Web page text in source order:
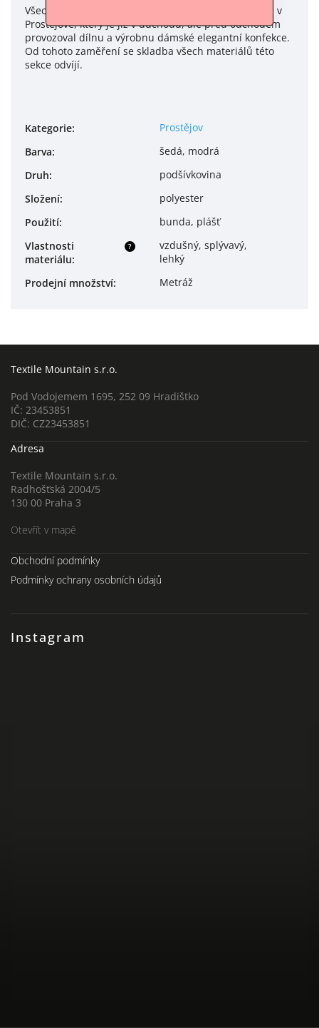
Všechny materiály v této sekci jsme vykoupili u pána v
Prostějově, který je již v důchodu, ale před odchodem
provozoval dílnu a výrobnu dámské elegantní konfekce.
Od tohoto zaměření se skladba všech materiálů této
sekce odvíjí.
Kategorie:
Prostějov
Barva:
šedá, modrá
Druh:
podšívkovina
Složení:
polyester
Použití: bunda, plášť
?
Vlastnosti
materiálu:
vzdušný, splývavý,
lehký
Prodejní množství: Metráž
Textile Mountain s.r.o.
Pod Vodojemem 1695, 252 09 Hradištko
IČ: 23453851
DIČ: CZ23453851
Adresa
Textile Mountain s.r.o.
Radhošťská 2004/5
130 00 Praha 3
Otevřít v mapě
Instagram
Obchodní podmínky
Podmínky ochrany osobních údajů